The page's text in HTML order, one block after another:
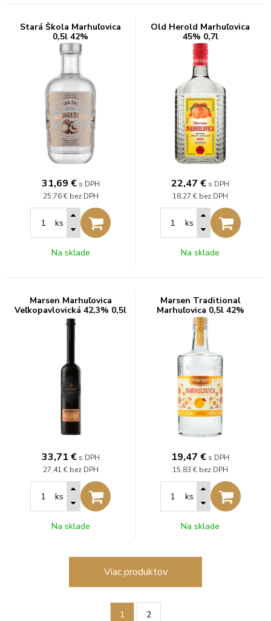
Stará Škola Marhuľovica
0,5l 42%
31,69 € s DPH
25,76 € bez DPH
ks
Na sklade
Old Herold Marhuľovica
45% 0,7l
22,47 € s DPH
18,27 € bez DPH
ks
Na sklade
Marsen Marhuľovica
Veľkopavlovická 42,3% 0,5l
33,71 € s DPH
27,41 € bez DPH
ks
Na sklade
Marsen Traditional
Marhuľovica 0,5l 42%
19,47 € s DPH
15,83 € bez DPH
ks
Na sklade
Viac produktov
1 2